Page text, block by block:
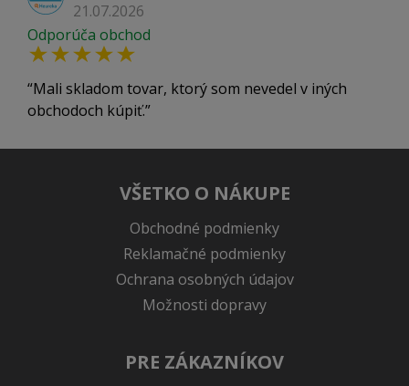
21.07.2026
Odporúča obchod
Mali skladom tovar, ktorý som nevedel v iných
obchodoch kúpiť.
VŠETKO O NÁKUPE
Obchodné podmienky
Reklamačné podmienky
Ochrana osobných údajov
Možnosti dopravy
PRE ZÁKAZNÍKOV